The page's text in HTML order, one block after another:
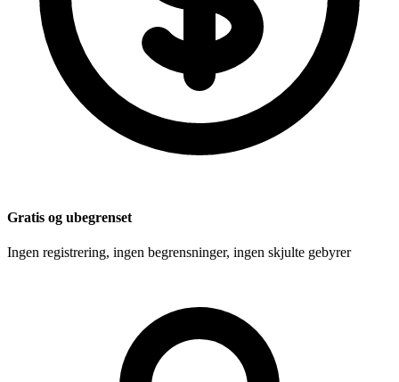
Gratis og ubegrenset
Ingen registrering, ingen begrensninger, ingen skjulte gebyrer